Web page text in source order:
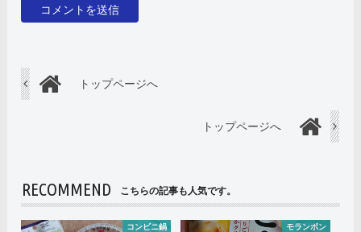
トップページへ
トップページへ
RECOMMEND こちらの記事も人気です。
コンビニ鍋 モランボン